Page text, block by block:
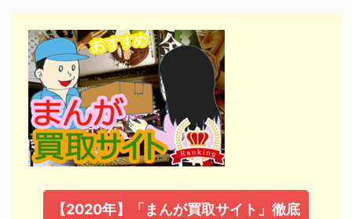
【2020年】「まんが買取サイト」徹底